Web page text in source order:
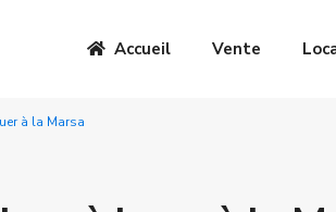
Accueil Vente
à la Marsa